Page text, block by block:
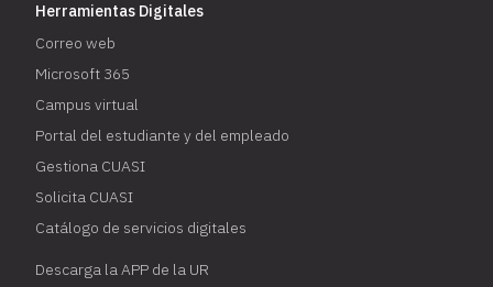
Herramientas Digitales
Correo web
Microsoft 365
Campus virtual
Portal del estudiante y del empleado
Gestiona CUASI
Solicita CUASI
Catálogo de servicios digitales
Descarga la APP de la UR